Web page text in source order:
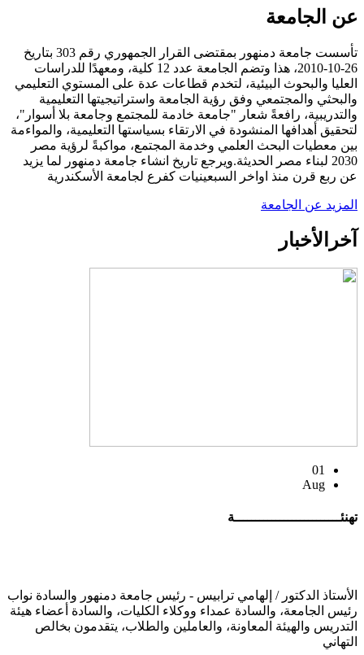
عن الجامعة
تأسست جامعة دمنهور بمقتضى القرار الجمهوري رقم 303 بتاريخ
26-10-2010، هذا وتضم الجامعة عدد 12 كلية، ومعهدًا للدراسات
العليا والبحوث البيئية، لتخدم قطاعات عدة على المستوي التعليمي
والبحثي والمجتمعي وفق رؤية الجامعة واستراتيجيتها التعليمية
والتدريبية، رافعةً شعار "جامعة خادمة للمجتمع وجامعة بلا أسوار"،
لتحقيق أهدافها المنشودة في الارتقاء بسياستها التعليمية، والمواءمة
بين معطيات البحث العلمي وخدمة المجتمع، مواكبةً لرؤية مصر
2030 لبناء مصر الحديثة.ويرجع تاريخ انشاء جامعة دمنهور لما يزيد
عن ربع قرن منذ اواخر السبعينيات كفرع لجامعة الأسكندرية
المزيد عن الجامعة
آخر الأخبار
01
Aug
تهنئــــــــــــــــــــــــــة
الأستاذ الدكتور / إلهامي ترابيس - رئيس جامعة دمنهور والسادة نواب
رئيس الجامعة، والسادة عمداء ووكلاء الكليات، والسادة أعضاء هيئة
التدريس والهيئة المعاونة، والعاملين والطلاب، يتقدمون بخالص
التهاني